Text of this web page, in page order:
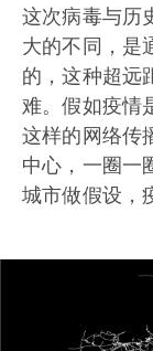
这次病毒与历
大的不同，是
的，这种超远
难。假如疫情
这样的网络传
中心，一圈一
城市做假设，